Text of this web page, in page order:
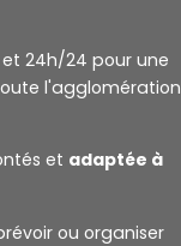
24h/24 pour une
l'agglomération
et adaptée à
ou organiser